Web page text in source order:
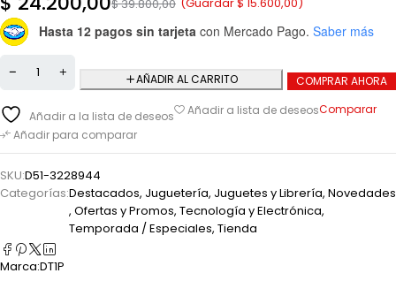
$39.800,00 (Guardar$ 15.600,00)
Hasta 12 pagos sin tarjeta con Mercado Pago. Saber más
AÑADIR AL CARRITO COMPRAR AHORA
Añadir a la lista de deseos Añadir a lista de deseosComparar
Añadir para comparar
SKU:D51-3228944
Categorías:Destacados, Juguetería, Juguetes y Librería, Novedades
, Ofertas y Promos, Tecnología y Electrónica,
Temporada / Especiales, Tienda
Marca:DT1P